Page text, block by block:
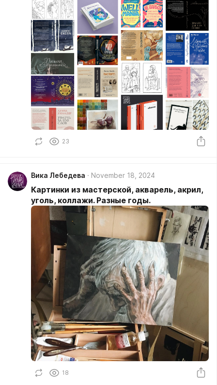
23
Вика Лебедева November 18, 2024
Картинки из мастерской, акварель, акрил,
уголь, коллажи. Разные годы.
18